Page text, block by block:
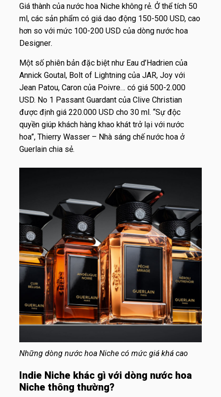
Giá thành của nước hoa Niche không rẻ. Ở thể tích 50
ml, các sản phẩm có giá dao động 150-500 USD, cao
hơn so với mức 100-200 USD của dòng nước hoa
Designer.
Một số phiên bản đặc biệt như Eau d’Hadrien của
Annick Goutal, Bolt of Lightning của JAR, Joy với
Jean Patou, Caron của Poivre… có giá 500-2.000
USD. No 1 Passant Guardant của Clive Christian
được định giá 220.000 USD cho 30 ml. “Sự độc
quyền giúp khách hàng khao khát trở lại với nước
hoa”, Thierry Wasser – Nhà sáng chế nước hoa ở
Guerlain chia sẻ.
Những dòng nước hoa Niche có mức giá khá cao
Indie Niche khác gì với dòng nước hoa
Niche thông thường?